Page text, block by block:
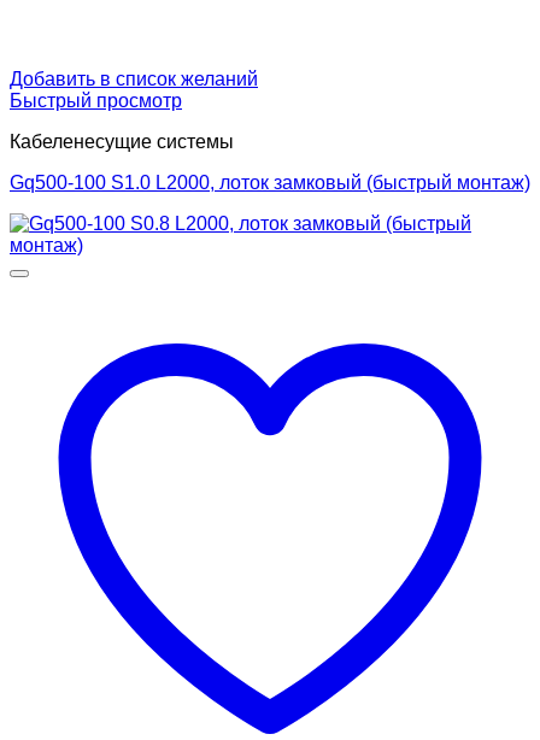
Добавить в список желаний
Быстрый просмотр
Кабеленесущие системы
Gq500-100 S1.0 L2000, лоток замковый (быстрый монтаж)